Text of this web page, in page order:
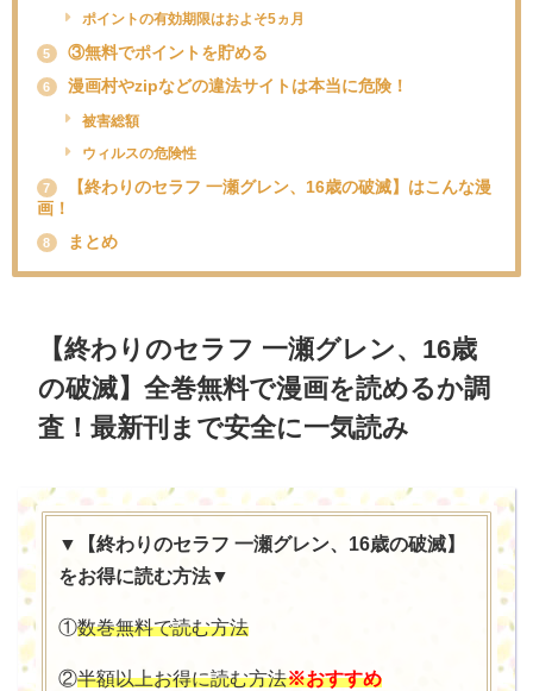
ポイントの有効期限はおよそ5ヵ月
5 ③無料でポイントを貯める
6 漫画村やzipなどの違法サイトは本当に危険！
被害総額
ウィルスの危険性
7
【終わりのセラフ 一瀬グレン、16歳の破滅】はこんな漫
画！
8 まとめ
【終わりのセラフ 一瀬グレン、16歳
の破滅】全巻無料で漫画を読めるか調
査！最新刊まで安全に一気読み
▼【終わりのセラフ 一瀬グレン、16歳の破滅】
をお得に読む方法▼
①数巻無料で読む方法
②半額以上お得に読む方法※おすすめ